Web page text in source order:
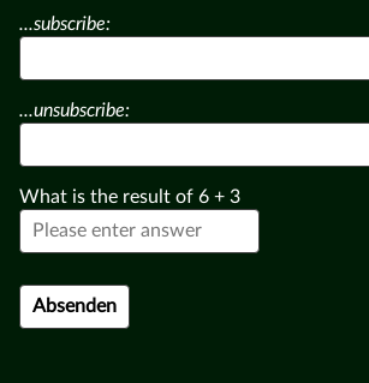
...subscribe:
...unsubscribe:
What is the result of 6 + 3